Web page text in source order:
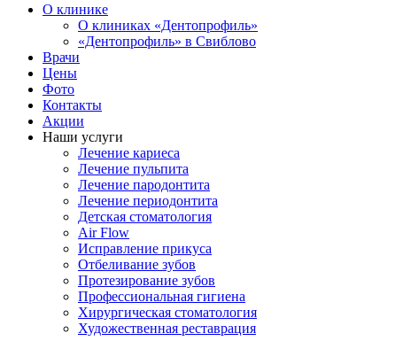
О клинике
О клиниках «Дентопрофиль»
«Дентопрофиль» в Свиблово
Врачи
Цены
Фото
Контакты
Акции
Наши услуги
Лечение кариеса
Лечение пульпита
Лечение пародонтита
Лечение периодонтита
Детская стоматология
Air Flow
Исправление прикуса
Отбеливание зубов
Протезирование зубов
Профессиональная гигиена
Хирургическая стоматология
Художественная реставрация